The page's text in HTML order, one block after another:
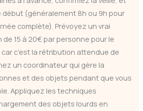
début (généralement 8h ou 9h pour
complète). Prévoyez un vrai
15 à 20€ par personne pour le
c’est la rétribution attendue de
un coordinateur qui gère la
et des objets pendant que vous
Appliquez les techniques
des objets lourds en